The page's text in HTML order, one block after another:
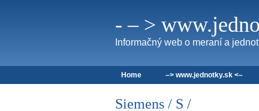
- – >
Informačný web o meraní a
Home –> www.jednotky.sk <–
Siemens / S /